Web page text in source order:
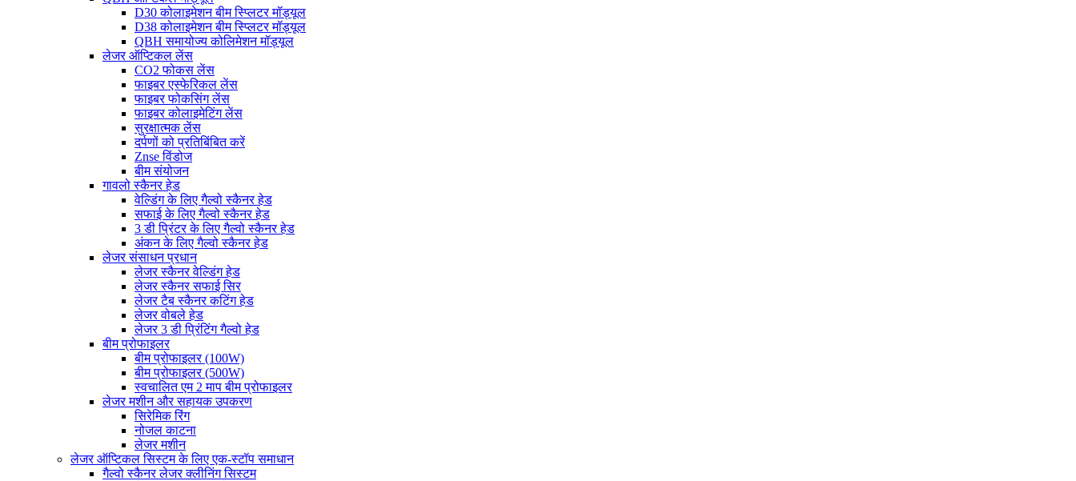
D30 कोलाइमेशन बीम स्प्लिटर मॉड्यूल
D38 कोलाइमेशन बीम स्प्लिटर मॉड्यूल
QBH समायोज्य कोलिमेशन मॉड्यूल
लेजर ऑप्टिकल लेंस
CO2 फोकस लेंस
फाइबर एस्फेरिकल लेंस
फाइबर फोकसिंग लेंस
फाइबर कोलाइमेटिंग लेंस
सुरक्षात्मक लेंस
दर्पणों को प्रतिबिंबित करें
Znse विंडोज
बीम संयोजन
गावलो स्कैनर हेड
वेल्डिंग के लिए गैल्वो स्कैनर हेड
सफाई के लिए गैल्वो स्कैनर हेड
3 डी प्रिंटर के लिए गैल्वो स्कैनर हेड
अंकन के लिए गैल्वो स्कैनर हेड
लेजर संसाधन प्रधान
लेजर स्कैनर वेल्डिंग हेड
लेजर स्कैनर सफाई सिर
लेजर टैब स्कैनर कटिंग हेड
लेजर वोबले हेड
लेजर 3 डी प्रिंटिंग गैल्वो हेड
बीम प्रोफाइलर
बीम प्रोफाइलर (100W)
बीम प्रोफाइलर (500W)
स्वचालित एम 2 माप बीम प्रोफाइलर
लेजर मशीन और सहायक उपकरण
सिरेमिक रिंग
नोजल काटना
लेजर मशीन
लेजर ऑप्टिकल सिस्टम के लिए एक-स्टॉप समाधान
गैल्वो स्कैनर लेजर क्लीनिंग सिस्टम